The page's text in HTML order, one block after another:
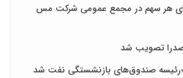
ریالی به ازای هر سهم در مجمع عمومی شرکت مس
صندوق‌های بازنشستگی نفت شد